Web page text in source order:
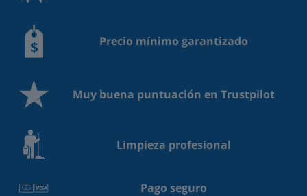
Precio mínimo garantizado
Muy buena puntuación en Trustpilot
Limpieza profesional
Pago seguro